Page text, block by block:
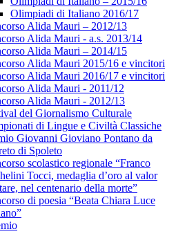
Olimpiadi di Italiano 2016/17
Alida Mauri – 2012/13
Alida Mauri - a.s. 2013/14
Alida Mauri – 2014/15
Alida Mauri 2015/16 e vincitori
Alida Mauri 2016/17 e vincitori
Alida Mauri - 2011/12
Alida Mauri - 2012/13
del Giornalismo Culturale
di Lingue e Civiltà Classiche
Giovanni Gioviano Pontano da
di Spoleto
scolastico regionale “Franco
Tocci, medaglia d’oro al valor
nel centenario della morte”
di poesia “Beata Chiara Luce